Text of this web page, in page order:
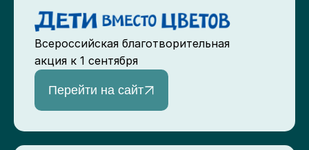
Всероссийская благотворительная
акция к 1 сентября
Перейти на сайт